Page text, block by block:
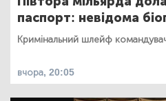
паспорт: невідома
Кримінальний шлейф
вчора, 20:05